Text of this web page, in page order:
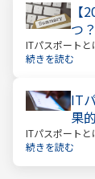
【
つ
ITパスポート
す。IT関連の仕
続きを読む
IT
果
ITパスポート
経済産業省認
続きを読む